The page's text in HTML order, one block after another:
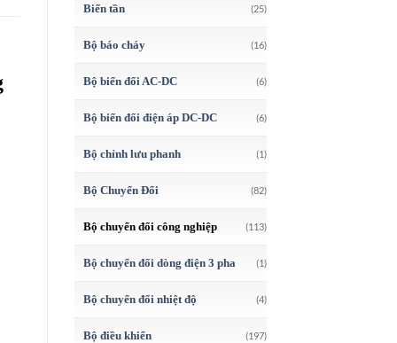
Biến tần (25)
Bộ báo cháy (16)
Bộ biến đổi AC-DC (6)
Bộ biến đổi điện áp DC-DC (6)
Bộ chỉnh lưu phanh (1)
Bộ Chuyển Đổi (82)
Bộ chuyển đổi công nghiệp (113)
Bộ chuyển đổi dòng điện 3 pha (1)
Bộ chuyển đổi nhiệt độ (4)
Bộ điều khiển (197)